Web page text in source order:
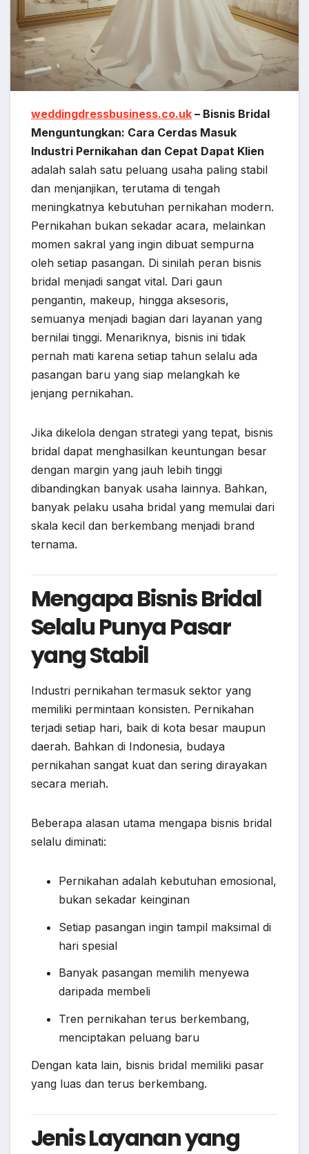
weddingdressbusiness.co.uk – Bisnis Bridal
Menguntungkan: Cara Cerdas Masuk
Industri Pernikahan dan Cepat Dapat Klien
adalah salah satu peluang usaha paling stabil
dan menjanjikan, terutama di tengah
meningkatnya kebutuhan pernikahan modern.
Pernikahan bukan sekadar acara, melainkan
momen sakral yang ingin dibuat sempurna
oleh setiap pasangan. Di sinilah peran bisnis
bridal menjadi sangat vital. Dari gaun
pengantin, makeup, hingga aksesoris,
semuanya menjadi bagian dari layanan yang
bernilai tinggi. Menariknya, bisnis ini tidak
pernah mati karena setiap tahun selalu ada
pasangan baru yang siap melangkah ke
jenjang pernikahan.
Jika dikelola dengan strategi yang tepat, bisnis
bridal dapat menghasilkan keuntungan besar
dengan margin yang jauh lebih tinggi
dibandingkan banyak usaha lainnya. Bahkan,
banyak pelaku usaha bridal yang memulai dari
skala kecil dan berkembang menjadi brand
ternama.
Mengapa Bisnis Bridal
Selalu Punya Pasar
yang Stabil
Industri pernikahan termasuk sektor yang
memiliki permintaan konsisten. Pernikahan
terjadi setiap hari, baik di kota besar maupun
daerah. Bahkan di Indonesia, budaya
pernikahan sangat kuat dan sering dirayakan
secara meriah.
Beberapa alasan utama mengapa bisnis bridal
selalu diminati:
Pernikahan adalah kebutuhan emosional,
bukan sekadar keinginan
Setiap pasangan ingin tampil maksimal di
hari spesial
Banyak pasangan memilih menyewa
daripada membeli
Tren pernikahan terus berkembang,
menciptakan peluang baru
Dengan kata lain, bisnis bridal memiliki pasar
yang luas dan terus berkembang.
Jenis Layanan yang